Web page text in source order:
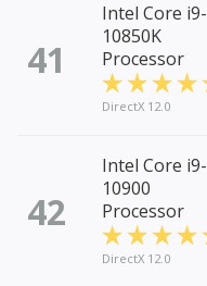
41
Intel Core i9-
10850K
Processor
DirectX 12.0
42
Intel Core i9-
10900
Processor
DirectX 12.0